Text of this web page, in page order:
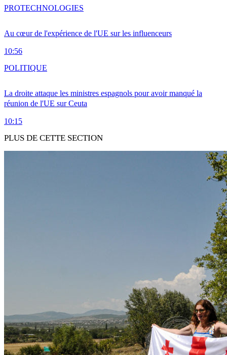
Au cœur de l'expérience de l'UE sur les influenceurs
10:56
PROTECHNOLOGIES
La droite attaque les ministres espagnols pour avoir manqué la
réunion de l'UE sur Ceuta
10:15
POLITIQUE
PLUS DE CETTE SECTION